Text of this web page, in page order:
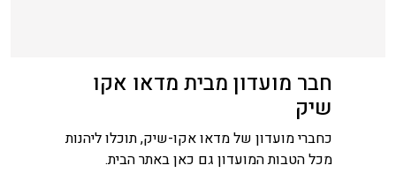
חבר מועדון מבית מדאו אקו
שיק
כחברי מועדון של מדאו אקו-שיק, תוכלו ליהנות
מכל הטבות המועדון גם כאן באתר הבית.